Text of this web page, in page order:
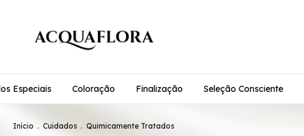
Especiais Coloração Finalização Seleção Consciente
Início . Cuidados . Quimicamente Tratados